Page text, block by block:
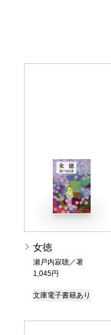
女徳
瀬戸内寂聴／著
1,045円
文庫電子書籍あり